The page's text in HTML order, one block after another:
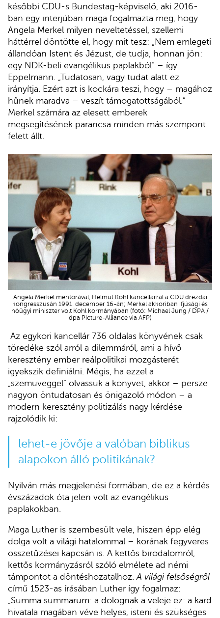
későbbi CDU-s Bundestag-képviselő, aki 2016-
ban egy interjúban maga fogalmazta meg, hogy
Angela Merkel milyen neveltetéssel, szellemi
háttérrel döntötte el, hogy mit tesz: „Nem emlegeti
állandóan Istent és Jézust, de tudja, honnan jön:
egy NDK-beli evangélikus paplakból” – így
Eppelmann. „Tudatosan, vagy tudat alatt ez
irányítja. Ezért azt is kockára teszi, hogy – magához
hűnek maradva – veszít támogatottságából.”
Merkel számára az elesett emberek
megsegítésének parancsa minden más szempont
felett állt.
Angela Merkel mentorával, Helmut Kohl kancellárral a CDU drezdai
kongresszusán 1991. december 16-án; Merkel akkoriban ifjúsági és
nőügyi miniszter volt Kohl kormányában (fotó: Michael Jung / DPA /
dpa Picture-Alliance via AFP)
Az egykori kancellár 736 oldalas könyvének csak
töredéke szól arról a dilemmáról, ami a hívő
keresztény ember reálpolitikai mozgásterét
igyekszik definiálni. Mégis, ha ezzel a
„szemüveggel” olvassuk a könyvet, akkor – persze
nagyon öntudatosan és önigazoló módon – a
modern keresztény politizálás nagy kérdése
rajzolódik ki:
lehet-e jövője a valóban biblikus
alapokon álló politikának?
Nyilván más megjelenési formában, de ez a kérdés
évszázadok óta jelen volt az evangélikus
paplakokban.
Maga Luther is szembesült vele, hiszen épp elég
dolga volt a világi hatalommal – korának fegyveres
összetűzései kapcsán is. A kettős birodalomról,
kettős kormányzásról szóló elmélete ad némi
támpontot a döntéshozatalhoz. A világi felsőségről
című 1523-as írásában Luther így fogalmaz:
„Summa summarum: a dolognak a veleje ez: a kard
hivatala magában véve helyes, isteni és szükséges